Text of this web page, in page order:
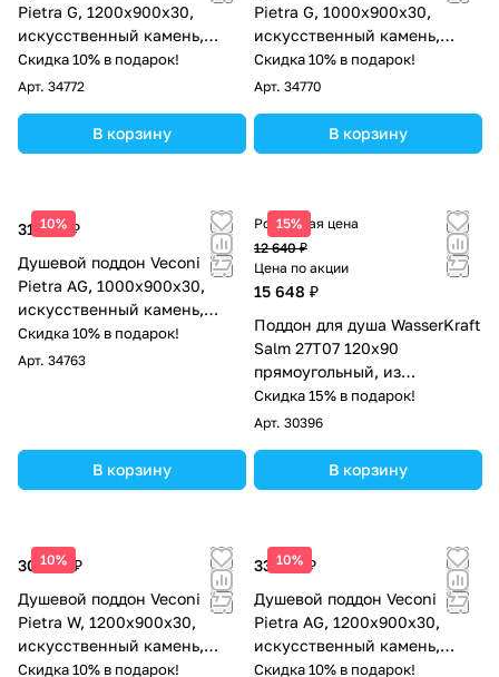
Pietra G, 1200x900x30,
искусственный камень,
серый
Скидка 10% в подарок!
Арт. 34772
В корзину
Pietra G, 1000x900x30,
искусственный камень,
серый
Скидка 10% в подарок!
Арт. 34770
В корзину
10%
31 097 ₽
Душевой поддон Veconi
Pietra AG, 1000x900x30,
искусственный камень,
антрацитово-серый
Скидка 10% в подарок!
Арт. 34763
В корзину
15%
Розничная цена
12 640 ₽
Цена по акции
15 648 ₽
Поддон для душа WasserKraft
Salm 27T07 120х90
прямоугольный, из
искусственного камня,
белый
Скидка 15% в подарок!
Арт. 30396
В корзину
10%
30 823 ₽
Душевой поддон Veconi
Pietra W, 1200x900x30,
искусственный камень,
белый
Скидка 10% в подарок!
10%
33 015 ₽
Душевой поддон Veconi
Pietra AG, 1200x900x30,
искусственный камень,
антрацитово-серый
Скидка 10% в подарок!